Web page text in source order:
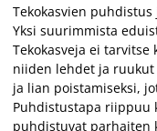
Tekokasvien
Yksi suurimmista
Tekokasveja ei
niiden lehdet ja ruukut
ja lian poistamiseksi,
Puhdistustapa riippuu
puhdistuvat parhaiten